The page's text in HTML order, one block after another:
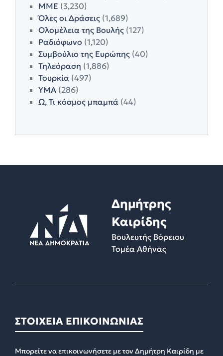
ΜΜΕ (3,230)
Όλες οι Δράσεις (1,689)
Ολομέλεια της Βουλής (127)
Ραδιόφωνο (1,120)
Συμβούλιο της Ευρώπης (40)
Τηλεόραση (1,886)
Τουρκία (497)
ΥΜΑ (286)
Ω, Τι κόσμος μπαμπά (44)
Δημήτρης
Καιρίδης
Βουλευτής Βόρειου
Τομέα Αθήνας
ΣΤΟΙΧΕΙΑ ΕΠΙΚΟΙΝΩΝΙΑΣ
Μπορείτε να επικοινωνήσετε με τον Δημήτρη Καιρίδη με